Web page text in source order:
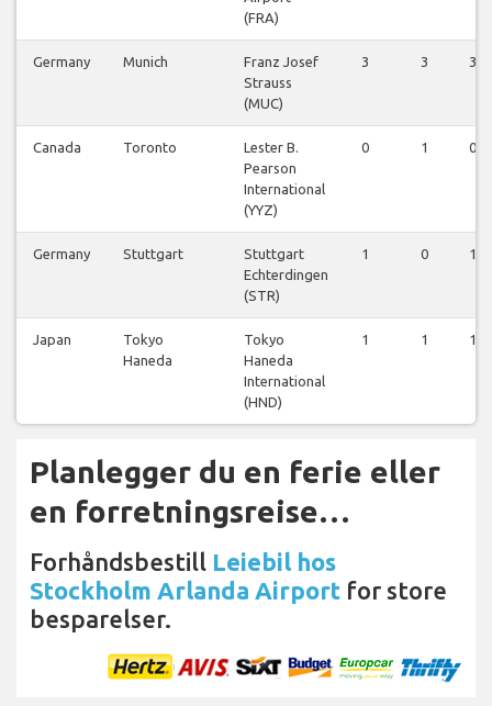
(FRA)
Germany Munich
Franz Josef
Strauss
(MUC)
3 3 3
Canada Toronto
Lester B.
Pearson
International
(YYZ)
0 1 0
Germany Stuttgart
Stuttgart
Echterdingen
(STR)
1 0 1
Japan
Tokyo
Haneda
Tokyo
Haneda
International
(HND)
1 1 1
Planlegger du en ferie eller
en forretningsreise…
Forhåndsbestill Leiebil hos
Stockholm Arlanda Airport for store
besparelser.